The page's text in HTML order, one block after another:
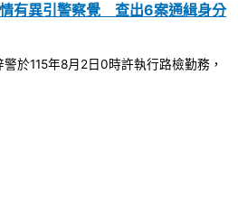
有異引警察覺 查出6案通緝身分
於115年8月2日0時許執行路檢勤務，